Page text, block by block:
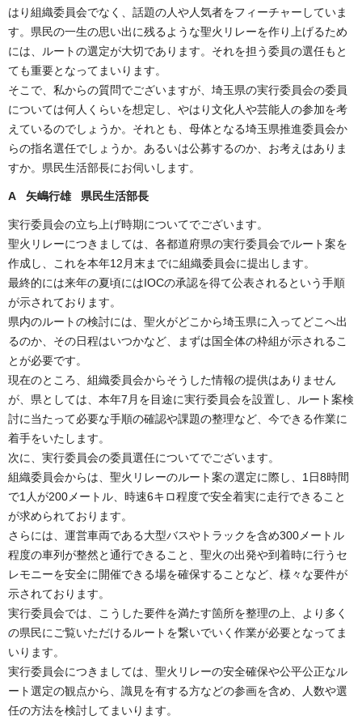
はり組織委員会でなく、話題の人や人気者をフィーチャーしていま
す。県民の一生の思い出に残るような聖火リレーを作り上げるため
には、ルートの選定が大切であります。それを担う委員の選任もと
ても重要となってまいります。
そこで、私からの質問でございますが、埼玉県の実行委員会の委員
については何人くらいを想定し、やはり文化人や芸能人の参加を考
えているのでしょうか。それとも、母体となる埼玉県推進委員会か
らの指名選任でしょうか。あるいは公募するのか、お考えはありま
すか。県民生活部長にお伺いします。
A 矢嶋行雄 県民生活部長
実行委員会の立ち上げ時期についてでございます。
聖火リレーにつきましては、各都道府県の実行委員会でルート案を
作成し、これを本年12月末までに組織委員会に提出します。
最終的には来年の夏頃にはIOCの承認を得て公表されるという手順
が示されております。
県内のルートの検討には、聖火がどこから埼玉県に入ってどこへ出
るのか、その日程はいつかなど、まずは国全体の枠組が示されるこ
とが必要です。
現在のところ、組織委員会からそうした情報の提供はありません
が、県としては、本年7月を目途に実行委員会を設置し、ルート案検
討に当たって必要な手順の確認や課題の整理など、今できる作業に
着手をいたします。
次に、実行委員会の委員選任についてでございます。
組織委員会からは、聖火リレーのルート案の選定に際し、1日8時間
で1人が200メートル、時速6キロ程度で安全着実に走行できること
が求められております。
さらには、運営車両である大型バスやトラックを含め300メートル
程度の車列が整然と通行できること、聖火の出発や到着時に行うセ
レモニーを安全に開催できる場を確保することなど、様々な要件が
示されております。
実行委員会では、こうした要件を満たす箇所を整理の上、より多く
の県民にご覧いただけるルートを繋いでいく作業が必要となってま
いります。
実行委員会につきましては、聖火リレーの安全確保や公平公正なル
ート選定の観点から、識見を有する方などの参画を含め、人数や選
任の方法を検討してまいります。